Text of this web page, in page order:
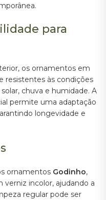
para
os ornamentos em
resistentes às condições
chuva e humidade. A
permite uma adaptação
longevidade e
ornamentos Godinho,
verniz incolor, ajudando a
regular pode ser